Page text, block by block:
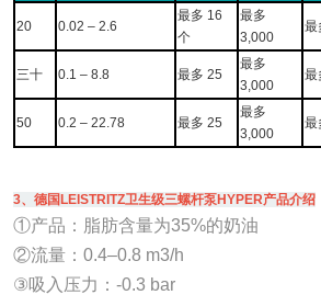
20 0.02 – 2.6
最多 16
个
最多
3,000
最
三十 0.1 – 8.8 最多 25
最多
3,000
最
50 0.2 – 22.78 最多 25
最多
3,000
最
3、德国LEISTRITZ卫生级三螺杆泵HYPER产品介绍
①产品：脂肪含量为35%的奶油
②流量：0.4–0.8 m3/h
③吸入压力：-0.3 bar